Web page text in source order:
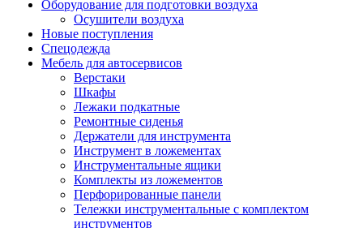
Оборудование для подготовки воздуха
Осушители воздуха
Новые поступления
Спецодежда
Мебель для автосервисов
Верстаки
Шкафы
Лежаки подкатные
Ремонтные сиденья
Держатели для инструмента
Инструмент в ложементах
Инструментальные ящики
Комплекты из ложементов
Перфорированные панели
Тележки инструментальные с комплектом
инструментов